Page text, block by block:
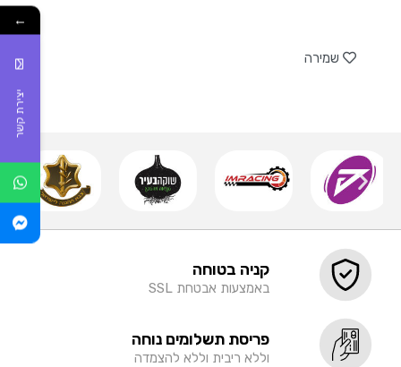
שמירה
קניה בטוחה
באמצעות אבטחת SSL
פריסת תשלומים נוחה
וללא ריבית וללא להצמדה
←
יצירת קשר